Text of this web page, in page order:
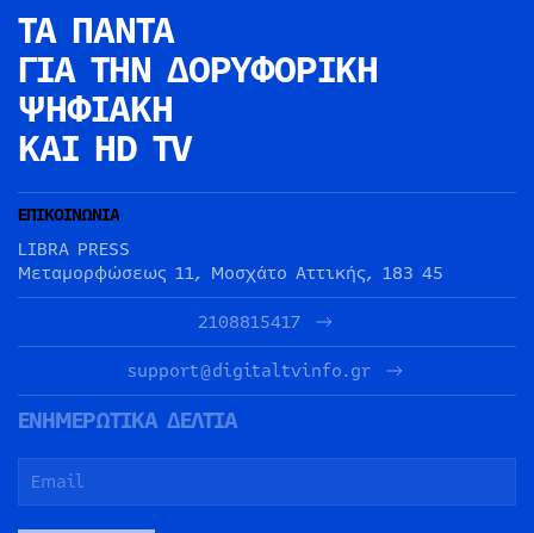
ΤΑ ΠΑΝΤΑ
ΓΙΑ ΤΗΝ ΔΟΡΥΦΟΡΙΚΗ
ΨΗΦΙΑΚΗ
ΚΑΙ HD TV
ΕΠΙΚΟΙΝΩΝΙΑ
LIBRA PRESS
Μεταμορφώσεως 11, Μοσχάτο Αττικής, 183 45
2108815417
support@digitaltvinfo.gr
ΕΝΗΜΕΡΩΤΙΚΑ ΔΕΛΤΙΑ